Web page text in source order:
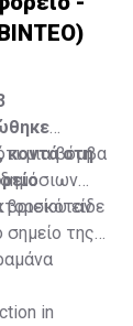
κοντά στη
μια βόμβα
βρισκόταν
είδε
της
in